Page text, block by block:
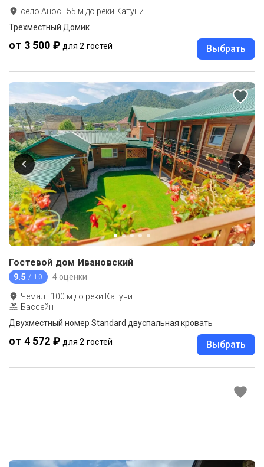
село Анос · 55 м до реки Катуни
Трехместный Домик
от 3 500 ₽ для 2 гостей Выбрать
Гостевой дом Ивановский
9.5 / 10 4 оценки
Чемал · 100 м до реки Катуни
Бассейн
Двухместный номер Standard двуспальная кровать
от 4 572 ₽ для 2 гостей Выбрать